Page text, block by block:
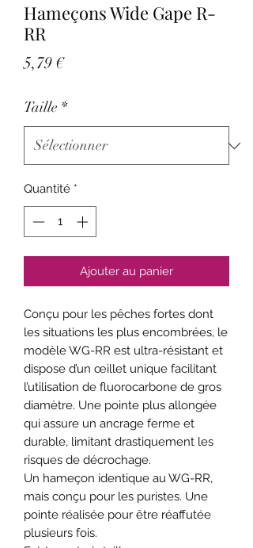
Hameçons Wide Gape R-
RR
5,79 €Prix
Taille *
Quantité *
Ajouter au panier
Conçu pour les pêches fortes dont
les situations les plus encombrées, le
modèle WG-RR est ultra-résistant et
dispose d’un œillet unique facilitant
l’utilisation de fluorocarbone de gros
diamètre. Une pointe plus allongée
qui assure un ancrage ferme et
durable, limitant drastiquement les
risques de décrochage.
Un hameçon identique au WG-RR,
mais conçu pour les puristes. Une
pointe réalisée pour être réaffutée
plusieurs fois.